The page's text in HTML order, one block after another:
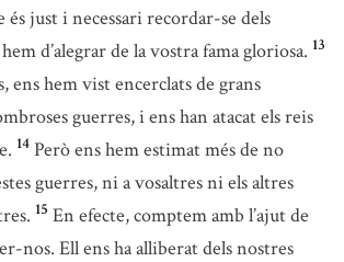
és just i necessari recordar-se dels
d’alegrar de la vostra fama gloriosa. 13
ens hem vist encerclats de grans
guerres, i ens han atacat els reis
14 Però ens hem estimat més de no
guerres, ni a vosaltres ni els altres
15 En efecte, comptem amb l’ajut de
nos. Ell ens ha alliberat dels nostres